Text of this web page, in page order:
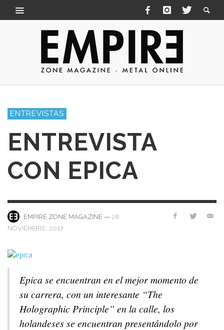
ENTREVISTAS
ENTREVISTA
CON EPICA
EMPIRE ZONE MAGAZINE — 28
NOVIEMBRE, 2017
Epica se encuentran en el mejor momento de
su carrera, con un interesante “The
Holographic Principle” en la calle, los
holandeses se encuentran presentándolo por